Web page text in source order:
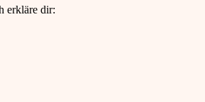
erkläre dir: